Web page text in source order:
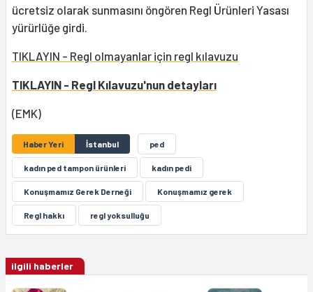
ücretsiz olarak sunmasını öngören Regl Ürünleri Yasası
yürürlüğe girdi.
TIKLAYIN - Regl olmayanlar için regl kılavuzu
TIKLAYIN - Regl Kılavuzu'nun detayları
(EMK)
Haber Yeri İstanbul ped
kadın ped tampon ürünleri kadın pedi
Konuşmamız Gerek Derneği Konuşmamız gerek
Regl hakkı regl yoksulluğu
ilgili haberler